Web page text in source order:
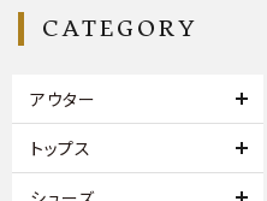
CATEGORY
アウター
トップス